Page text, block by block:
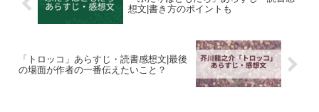
想文|書き方のポイントも
「トロッコ」あらすじ・読書感想文|最後
の場面が作者の一番伝えたいこと？